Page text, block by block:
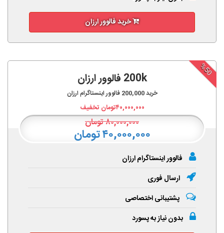
خرید فالوور ارزان
%50
200k فالوور ارزان
خرید200,000 فالوور اینستاگرام ارزان
۴۰,۰۰۰,۰۰۰تومان تخفیف
۸۰,۰۰۰,۰۰۰تومان
۴۰,۰۰۰,۰۰۰ تومان
فالوور اینستاگرام ارزان
ارسال فوری
پشتیبانی اختصاصی
بدون نیاز به پسورد